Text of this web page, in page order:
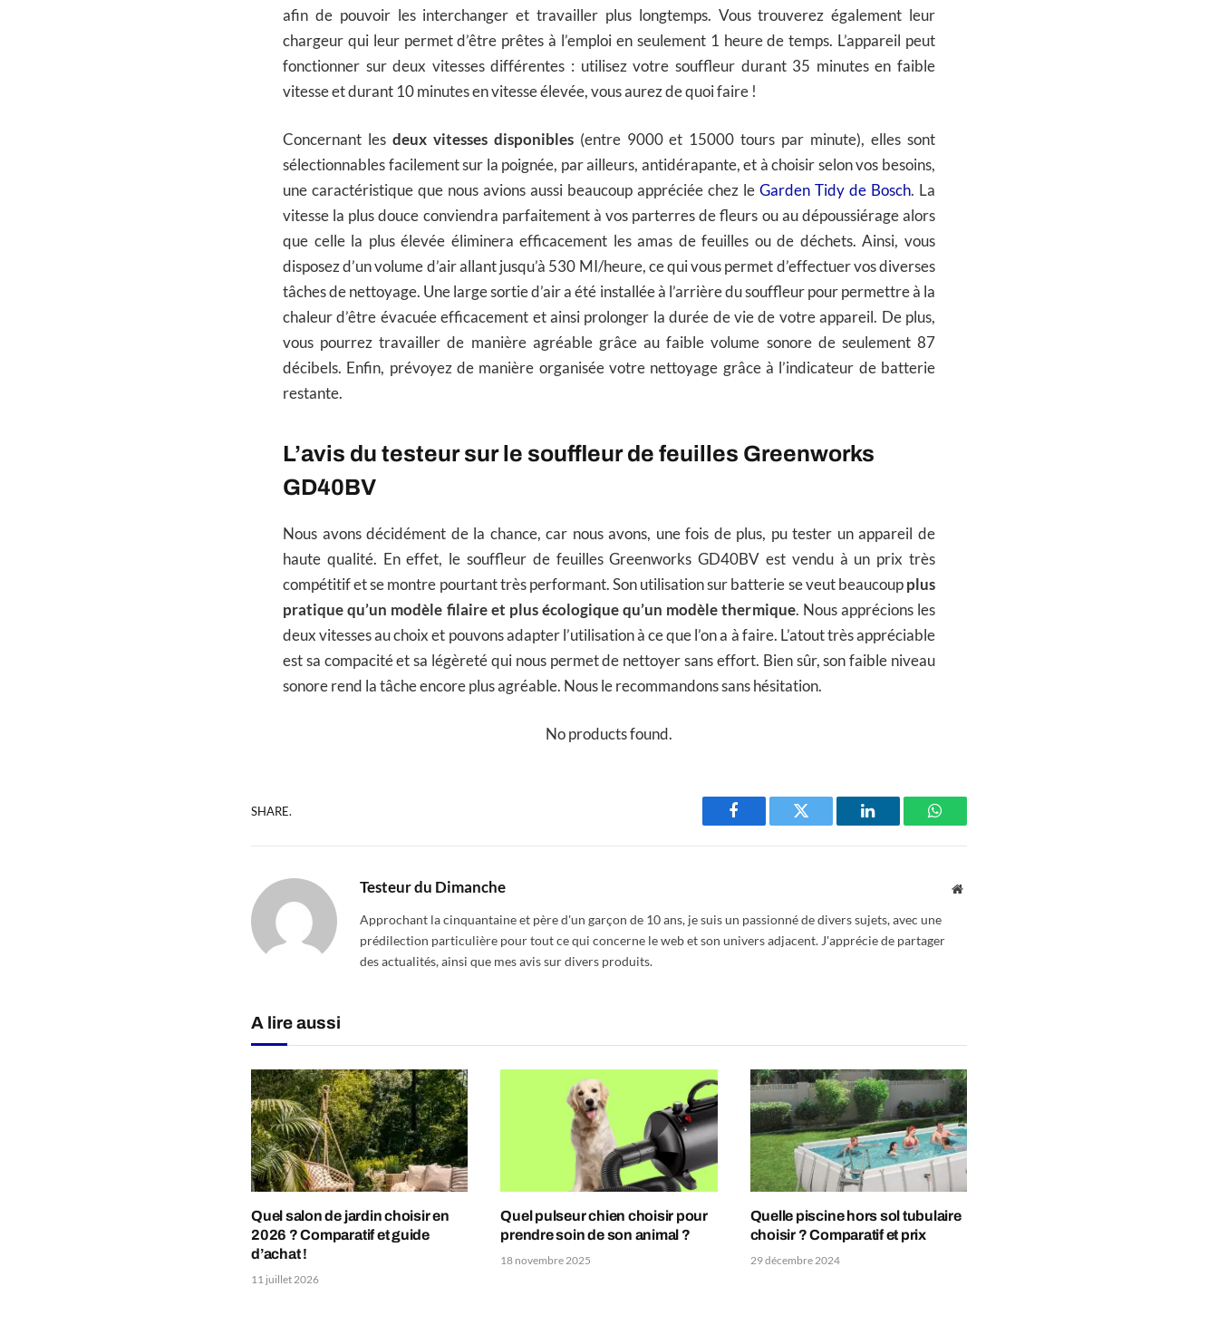
afin de pouvoir les interchanger et travailler plus longtemps. Vous trouverez également leur
chargeur qui leur permet d’être prêtes à l’emploi en seulement 1 heure de temps. L’appareil peut
fonctionner sur deux vitesses différentes : utilisez votre souffleur durant 35 minutes en faible
vitesse et durant 10 minutes en vitesse élevée, vous aurez de quoi faire !
Concernant les deux vitesses disponibles(entre 9000 et 15000 tours par minute), elles sont
sélectionnables facilement sur la poignée, par ailleurs, antidérapante, et à choisir selon vos besoins,
une caractéristique que nous avions aussi beaucoup appréciée chez le Garden Tidy de Bosch. La
vitesse la plus douce conviendra parfaitement à vos parterres de fleurs ou au dépoussiérage alors
que celle la plus élevée éliminera efficacement les amas de feuilles ou de déchets. Ainsi, vous
disposez d’un volume d’air allant jusqu’à 530 MI/heure, ce qui vous permet d’effectuer vos diverses
tâches de nettoyage. Une large sortie d’air a été installée à l’arrière du souffleur pour permettre à la
chaleur d’être évacuée efficacement et ainsi prolonger la durée de vie de votre appareil. De plus,
vous pourrez travailler de manière agréable grâce au faible volume sonore de seulement 87
décibels. Enfin, prévoyez de manière organisée votre nettoyage grâce à l’indicateur de batterie
restante.
L’avis du testeur sur le souffleur de feuilles Greenworks
GD40BV
Nous avons décidément de la chance, car nous avons, une fois de plus, pu tester un appareil de
haute qualité. En effet, le souffleur de feuilles Greenworks GD40BV est vendu à un prix très
compétitif et se montre pourtant très performant. Son utilisation sur batterie se veut beaucoup plus
pratique qu’un modèle filaire et plus écologique qu’un modèle thermique. Nous apprécions les
deux vitesses au choix et pouvons adapter l’utilisation à ce que l’on a à faire. L’atout très appréciable
est sa compacité et sa légèreté qui nous permet de nettoyer sans effort. Bien sûr, son faible niveau
sonore rend la tâche encore plus agréable. Nous le recommandons sans hésitation.
No products found.
SHARE.
Facebook Twitter LinkedIn WhatsApp
Testeur du Dimanche Website
Approchant la cinquantaine et père d'un garçon de 10 ans, je suis un passionné de divers sujets, avec une
prédilection particulière pour tout ce qui concerne le web et son univers adjacent. J'apprécie de partager
des actualités, ainsi que mes avis sur divers produits.
A lire aussi
Quel salon de jardin choisir en
2026 ? Comparatif et guide
d’achat !
11 juillet 2026
Quel pulseur chien choisir pour
prendre soin de son animal ?
18 novembre 2025
Quelle piscine hors sol tubulaire
choisir ? Comparatif et prix
29 décembre 2024